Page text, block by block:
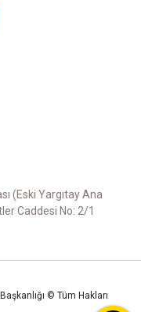
(Eski Yargıtay Ana
Caddesi No: 2/1
© Tüm Hakları